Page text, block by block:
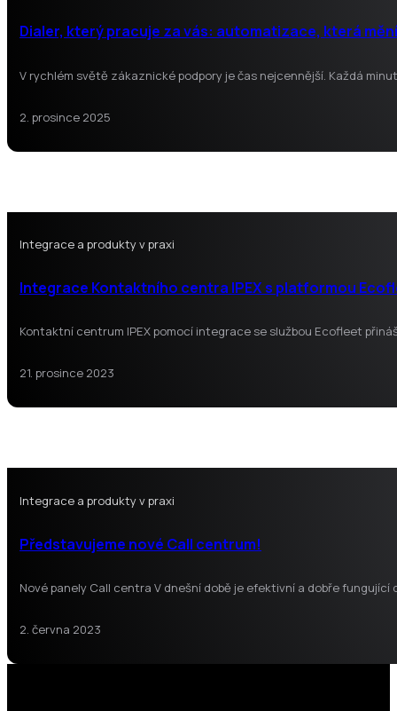
Dialer, který pracuje za vás: automatizace, která
V rychlém světě zákaznické podpory je čas nejcennější. Každá
2. prosince 2025
Integrace a produkty v praxi
Integrace Kontaktního centra IPEX s platformou
Kontaktní centrum IPEX pomocí integrace se službou Ecofleet
21. prosince 2023
Integrace a produkty v praxi
Představujeme nové Call centrum!
Nové panely Call centra V dnešní době je efektivní a dobře
2. června 2023